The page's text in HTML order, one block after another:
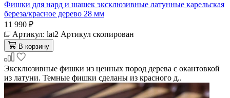
Фишки для нард и шашек эксклюзивные латунные карельская
береза/красное дерево 28 мм
11 990 ₽
Артикул: lat2 Артикул скопирован
В корзину
Эксклюзивные фишки из ценных пород дерева с окантовкой
из латуни. Темные фишки сделаны из красного д..